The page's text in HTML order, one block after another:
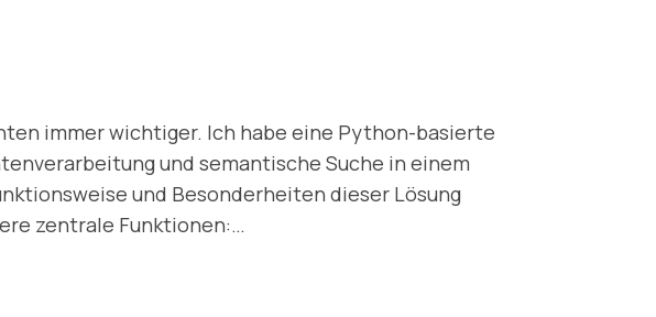
immer wichtiger. Ich habe eine Python-basierte
und semantische Suche in einem
und Besonderheiten dieser Lösung
zentrale Funktionen:…